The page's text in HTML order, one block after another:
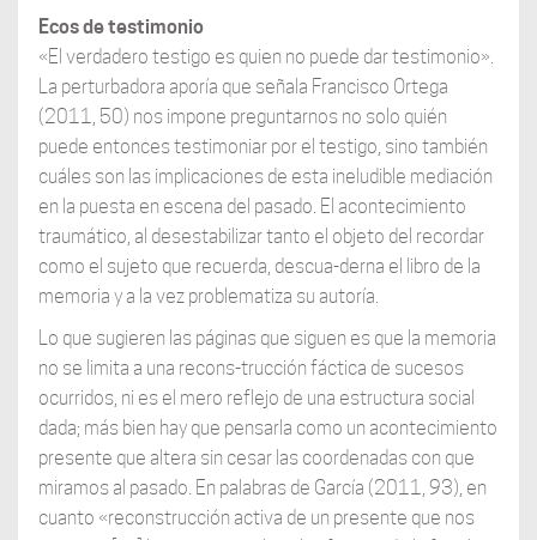
Ecos de testimonio
«El verdadero testigo es quien no puede dar testimonio».
La perturbadora aporía que señala Francisco Ortega
(2011, 50) nos impone preguntarnos no solo quién
puede entonces testimoniar por el testigo, sino también
cuáles son las implicaciones de esta ineludible mediación
en la puesta en escena del pasado. El acontecimiento
traumático, al desestabilizar tanto el objeto del recordar
como el sujeto que recuerda, descua-derna el libro de la
memoria y a la vez problematiza su autoría.
Lo que sugieren las páginas que siguen es que la memoria
no se limita a una recons-trucción fáctica de sucesos
ocurridos, ni es el mero reflejo de una estructura social
dada; más bien hay que pensarla como un acontecimiento
presente que altera sin cesar las coordenadas con que
miramos al pasado. En palabras de García (2011, 93), en
cuanto «reconstrucción activa de un presente que nos